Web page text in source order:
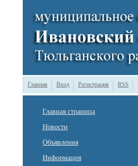
Главная Вход Регистрация RSS
Главная страница
Новости
Объявления
Информация